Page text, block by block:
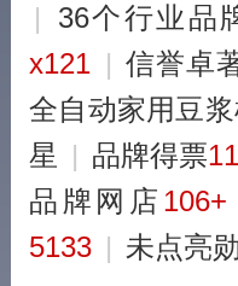
|
36个行业品
x121 | 信誉卓
全自动家用豆
星 | 品牌得票
品牌网店 106+
5133 | 未点亮